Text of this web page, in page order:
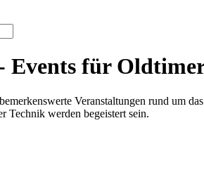
Events für
Veranstaltungen rund um
Technik werden begeistert sein.